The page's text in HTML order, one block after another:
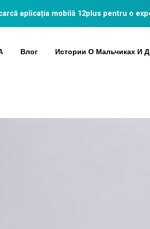
aplicația mobilă 12pluspentru o
Влог Истории О Мальчиках И